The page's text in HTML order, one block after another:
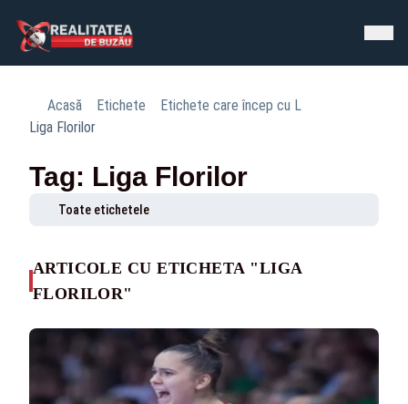
Acasă Etichete
Etichete care încep cu L
Liga Florilor
Tag: Liga Florilor
Toate etichetele
ARTICOLE CU ETICHETA "LIGA
FLORILOR"